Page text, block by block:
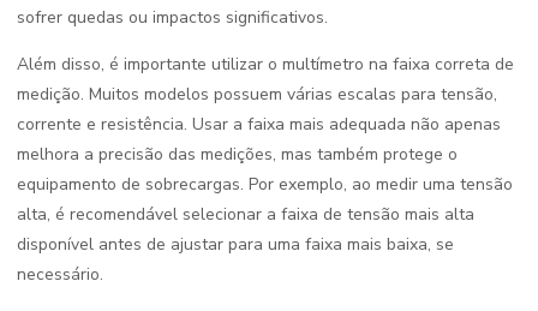
sofrer quedas ou impactos significativos.
Além disso, é importante utilizar o multímetro na faixa correta de
medição. Muitos modelos possuem várias escalas para tensão,
corrente e resistência. Usar a faixa mais adequada não apenas
melhora a precisão das medições, mas também protege o
equipamento de sobrecargas. Por exemplo, ao medir uma tensão
alta, é recomendável selecionar a faixa de tensão mais alta
disponível antes de ajustar para uma faixa mais baixa, se
necessário.